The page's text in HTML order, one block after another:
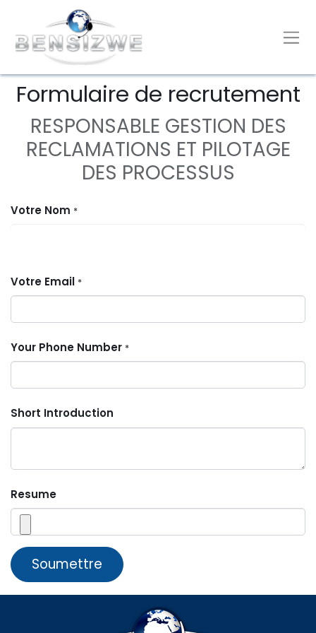
Formulaire de recrutement
RESPONSABLE GESTION DES
RECLAMATIONS ET PILOTAGE
DES PROCESSUS
Votre Nom *
Votre Email *
Your Phone Number *
Short Introduction
Resume
Soumettre